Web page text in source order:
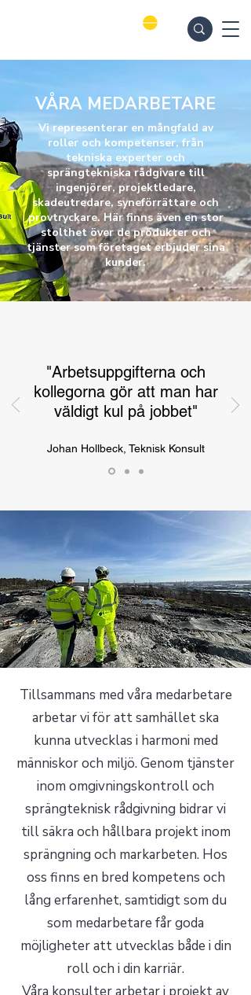
VÅRA MEDARBETARE
Vi representerar en mångfald av
roller och kompetenser, från
tekniska experter och
sprängtekniska rådgivare till
ingenjörer, projektledare,
skadeutredare, syneförrättare och
provtryckare. Här finns även en stor
stolthet över de produkter och
tjänster som företaget erbjuder sina
kunder.
"Arbetsuppgifterna och
kollegorna gör att man har
väldigt kul på jobbet"
Johan Hollbeck, Teknisk Konsult
Tillsammans med våra medarbetare
arbetar vi för att samhället ska
kunna utvecklas i harmoni med
människor och miljö. Genom tjänster
inom omgivningskontroll och
sprängteknisk rådgivning bidrar vi
till säkra och hållbara projekt inom
sprängning och markarbeten. Hos
oss finns en bred kompetens och
lång erfarenhet, samtidigt som du
som medarbetare får goda
möjligheter att utvecklas både i din
roll och i din karriär.